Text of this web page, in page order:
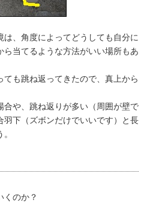
、角度によってどうしても自分に
当てるような方法がいい場所もあ
も跳ね返ってきたので、真上から
や、跳ね返りが多い（周囲が壁で
羽下（ズボンだけでいいです）と長
くのか？